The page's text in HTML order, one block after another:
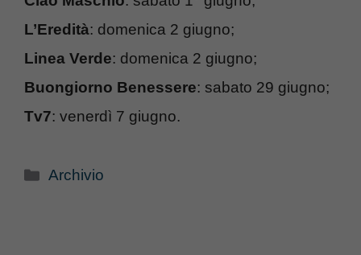
L’Eredità: domenica 2 giugno;
Linea Verde: domenica 2 giugno;
Buongiorno Benessere: sabato 29 giugno;
Tv7: venerdì 7 giugno.
Categorie
Archivio